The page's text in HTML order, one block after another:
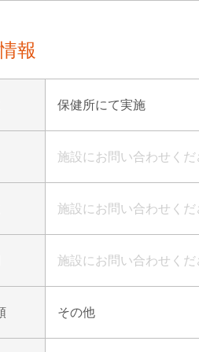
報
保健所にて実施
施設にお問い合わせくだ
施設にお問い合わせくだ
施設にお問い合わせくだ
その他